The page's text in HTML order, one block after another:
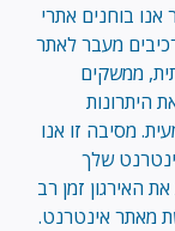
אנו בוחנים אתרי
מעבר לאתר
ממשקים
היתרונות
מסיבה זו אנו
שלך
האירגון זמן רב
מאתר אינטרנט.